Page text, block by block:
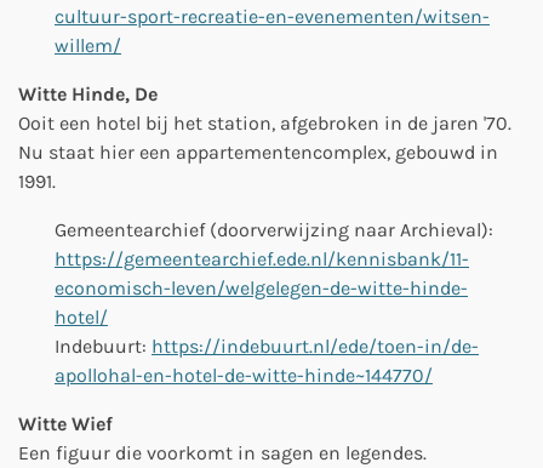
cultuur-sport-recreatie-en-evenementen/witsen-
willem/
Witte Hinde, De
Ooit een hotel bij het station, afgebroken in de jaren '70.
Nu staat hier een appartementencomplex, gebouwd in
1991.
Gemeentearchief (doorverwijzing naar Archieval):
https://gemeentearchief.ede.nl/kennisbank/11-
economisch-leven/welgelegen-de-witte-hinde-
hotel/
Indebuurt: https://indebuurt.nl/ede/toen-in/de-
apollohal-en-hotel-de-witte-hinde~144770/
Witte Wief
Een figuur die voorkomt in sagen en legendes.